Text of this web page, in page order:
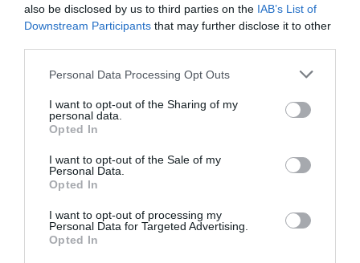
also be disclosed by us to third parties on the IAB’s List of
Downstream Participants that may further disclose it to other
Please note that this website/app uses one or more Google
not limited to your visit or usage behaviour. You may click to
grant or deny consent to Google and its third-party tags to
use your data for below specified purposes in below Google
consent section.
Personal Data Processing Opt Outs
I want to opt-out of the Sharing of my
personal data.
Opted In
I want to opt-out of the Sale of my
Personal Data.
Opted In
I want to opt-out of processing my
Personal Data for Targeted Advertising.
Opted In